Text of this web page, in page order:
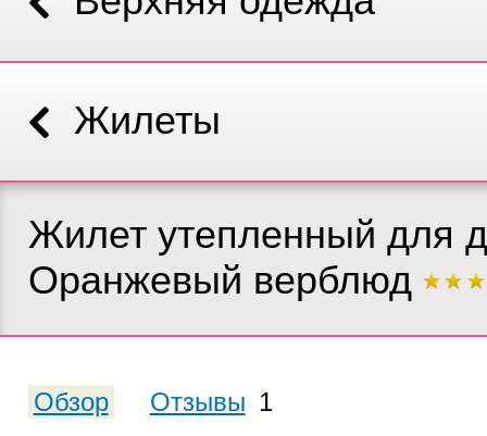
Жилеты
Жилет утепленный для
Оранжевый верблюд
Обзор Отзывы 1